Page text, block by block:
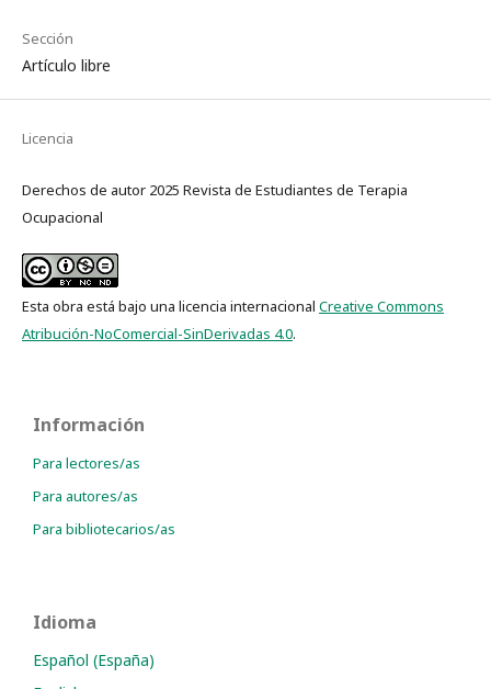
Sección
Artículo libre
Licencia
Derechos de autor 2025 Revista de Estudiantes de Terapia
Ocupacional
Esta obra está bajo una licencia internacional Creative Commons
Atribución-NoComercial-SinDerivadas 4.0.
Información
Para lectores/as
Para autores/as
Para bibliotecarios/as
Idioma
Español (España)